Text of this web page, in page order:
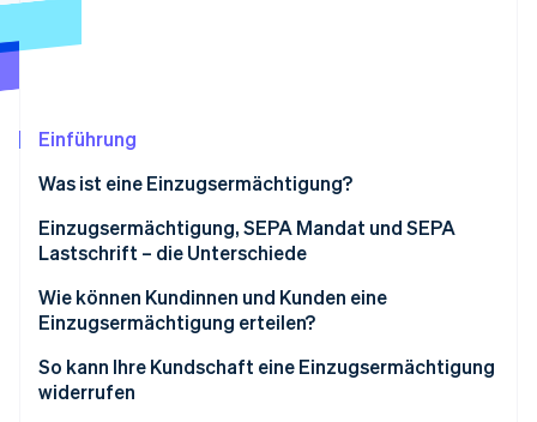
Betrugsprävention
Atlas
Online-Identitätsprüfung
Stripe-Sessions 2026
Jetzt ansehen
Einführung
Was ist eine Einzugsermächtigung?
Einzugsermächtigung, SEPA Mandat und SEPA
Lastschrift – die Unterschiede
Wie können Kundinnen und Kunden eine
Einzugsermächtigung erteilen?
So kann Ihre Kundschaft eine Einzugsermächtigung
widerrufen